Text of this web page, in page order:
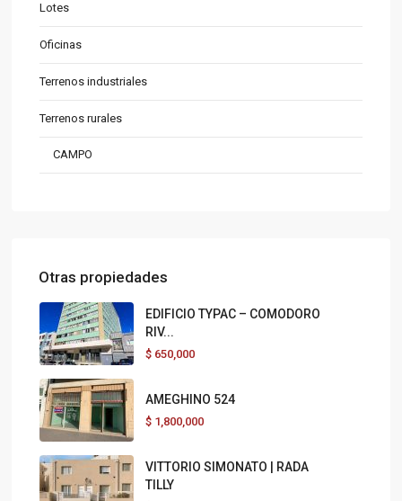
Lotes
Oficinas
Terrenos industriales
Terrenos rurales
CAMPO
Otras propiedades
EDIFICIO TYPAC – COMODORO
RIV...
$ 650,000
AMEGHINO 524
$ 1,800,000
VITTORIO SIMONATO | RADA
TILLY